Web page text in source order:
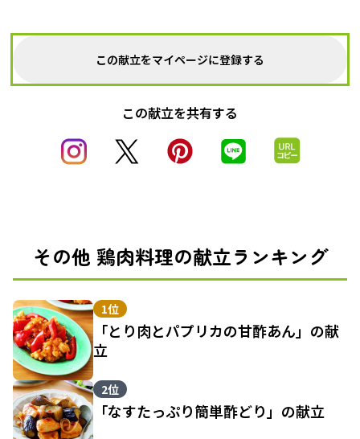
この献立をマイページに登録する
この献立を共有する
その他 鶏肉料理の献立ランキング
1位
「とり肉とパプリカの甘酢あん」の献
立
2位
「なすたっぷり簡単酢どり」の献立